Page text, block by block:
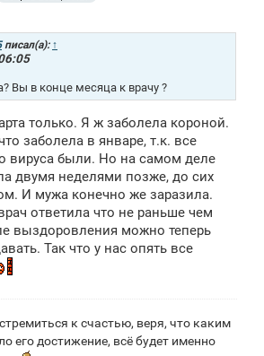
писал(а): ↑
Вы в конце месяца к врачу ?
только. Я ж заболела короной.
заболела в январе, т.к. все
вируса были. Но на самом деле
двумя неделями позже, до сих
И мужа конечно же заразила.
ответила что не раньше чем
выздоровления можно теперь
Так что у нас опять все
к счастью, веря, что каким
его достижение, всё будет именно